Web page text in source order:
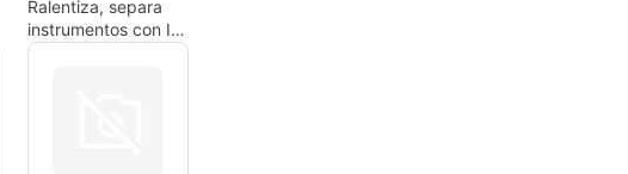
Ralentiza, separa
instrumentos con IA,
crea bucles,